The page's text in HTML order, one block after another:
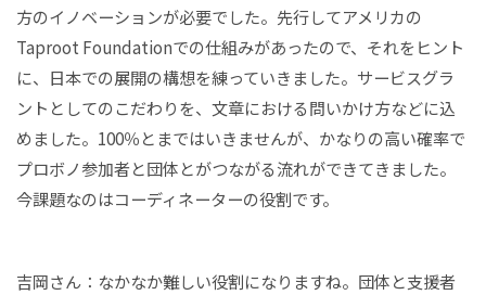
方のイノベーションが必要でした。先行してアメリカの
Taproot Foundationでの仕組みがあったので、それをヒント
に、日本での展開の構想を練っていきました。サービスグラ
ントとしてのこだわりを、文章における問いかけ方などに込
めました。100％とまではいきませんが、かなりの高い確率で
プロボノ参加者と団体とがつながる流れができてきました。
今課題なのはコーディネーターの役割です。
吉岡さん：なかなか難しい役割になりますね。団体と支援者